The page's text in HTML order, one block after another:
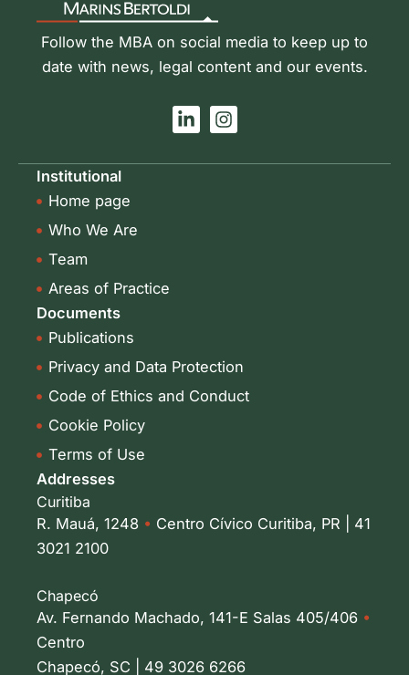
Follow the MBA on social media to keep up to
date with news, legal content and our events.
L
i
k
I
n
t
Institutional
Home page
Who We Are
Team
Areas of Practice
Documents
Publications
Privacy and Data Protection
Code of Ethics and Conduct
Cookie Policy
Terms of Use
Addresses
Curitiba
R. Mauá, 1248 • Centro Cívico Curitiba, PR | 41
3021 2100
Chapecó
Av. Fernando Machado, 141-E Salas 405/406 •
Centro
Chapecó, SC | 49 3026 6266